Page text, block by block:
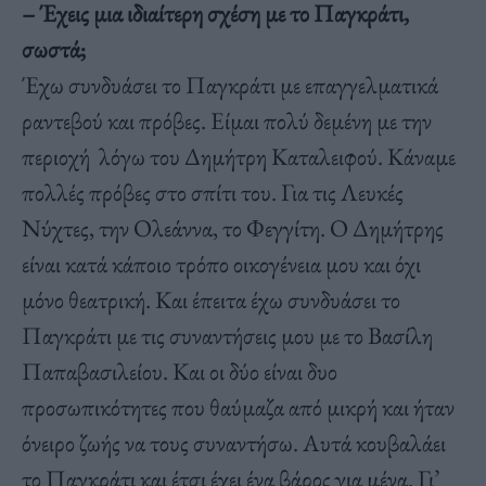
– Έχεις μια ιδιαίτερη σχέση με το Παγκράτι,
σωστά;
Έχω συνδυάσει το Παγκράτι με επαγγελματικά
ραντεβού και πρόβες. Είμαι πολύ δεμένη με την
περιοχή λόγω του Δημήτρη Καταλειφού. Κάναμε
πολλές πρόβες στο σπίτι του. Για τις Λευκές
Νύχτες, την Ολεάννα, το Φεγγίτη. Ο Δημήτρης
είναι κατά κάποιο τρόπο οικογένεια μου και όχι
μόνο θεατρική. Και έπειτα έχω συνδυάσει το
Παγκράτι με τις συναντήσεις μου με το Βασίλη
Παπαβασιλείου. Και οι δύο είναι δυο
προσωπικότητες που θαύμαζα από μικρή και ήταν
όνειρο ζωής να τους συναντήσω. Αυτά κουβαλάει
το Παγκράτι και έτσι έχει ένα βάρος για μένα. Γι’